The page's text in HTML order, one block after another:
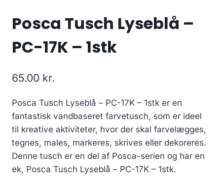
Posca Tusch Lyseblå –
PC-17K – 1stk
65.00 kr.
Posca Tusch Lyseblå – PC-17K – 1stk er en
fantastisk vandbaseret farvetusch, som er ideel
til kreative aktiviteter, hvor der skal farvelægges,
tegnes, males, markeres, skrives eller dekoreres.
Denne tusch er en del af Posca-serien og har en
ek, Posca Tusch Lyseblå – PC-17K – 1stk.